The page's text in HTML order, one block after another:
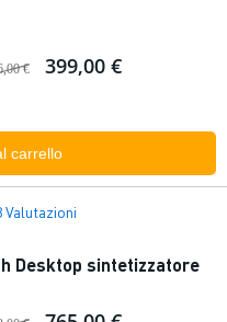
€ 399,00 €
carrello
Valutazioni
Desktop sintetizzatore